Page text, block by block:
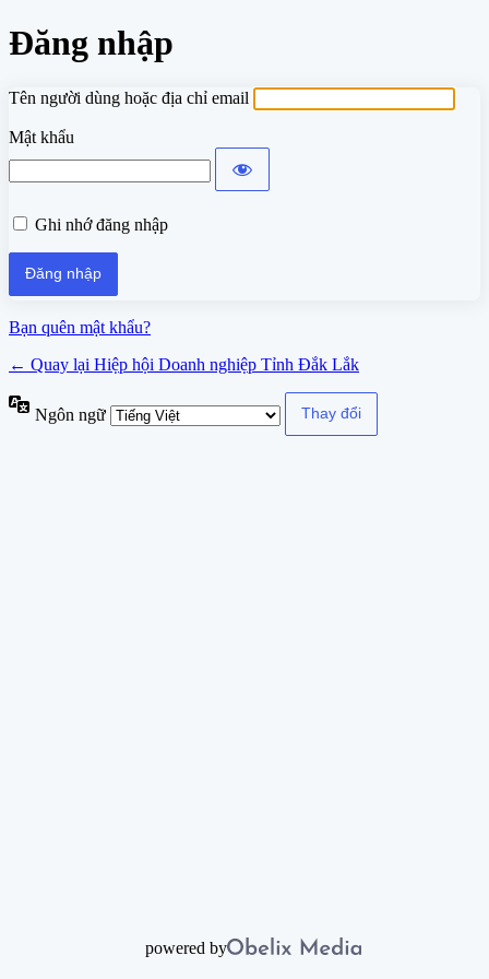
Đăng nhập
Tên người dùng hoặc địa chỉ email
Mật khẩu
Ghi nhớ đăng nhập
Bạn quên mật khẩu?
← Quay lại Hiệp hội Doanh nghiệp Tỉnh Đắk Lắk
Ngôn ngữ
powered by